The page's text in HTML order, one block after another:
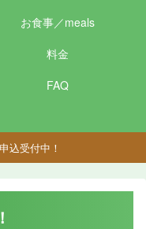
お食事／meals
料金
FAQ
込受付中！